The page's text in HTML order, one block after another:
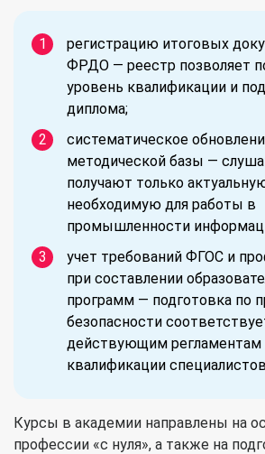
регистрацию итоговых
ФРДО — реестр позволяет
уровень квалификации и
диплома;
систематическое
методической базы —
получают только
необходимую для работы в
промышленности
учет требований ФГОС и
при составлении
программ — подготовка по
безопасности
действующим регламентам
квалификации
Курсы в академии направлены на
профессии «с нуля», а также на